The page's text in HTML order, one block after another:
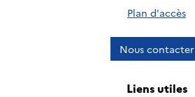
Plan d'accès
Nous contacter
Liens utiles